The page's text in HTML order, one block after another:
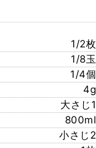
1/2枚
1/8玉
1/4個
4g
大さじ1
800ml
小さじ2